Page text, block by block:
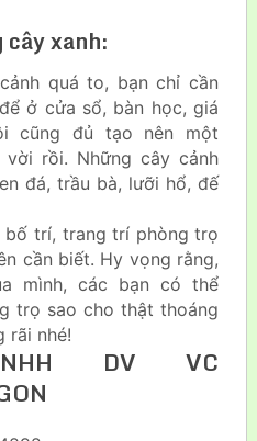
xanh:
quá to, bạn chỉ cần
ở cửa sổ, bàn học, giá
cũng đủ tạo nên một
rồi. Những cây cảnh
đá, trầu bà, lưỡi hổ, đế
bố trí, trang trí phòng trọ
cần biết. Hy vọng rằng,
mình, các bạn có thể
trọ sao cho thật thoáng
rãi nhé!
DV VC